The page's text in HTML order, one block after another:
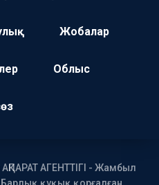
Жобалар
Облыс
АГЕНТТІГІ - Жамбыл